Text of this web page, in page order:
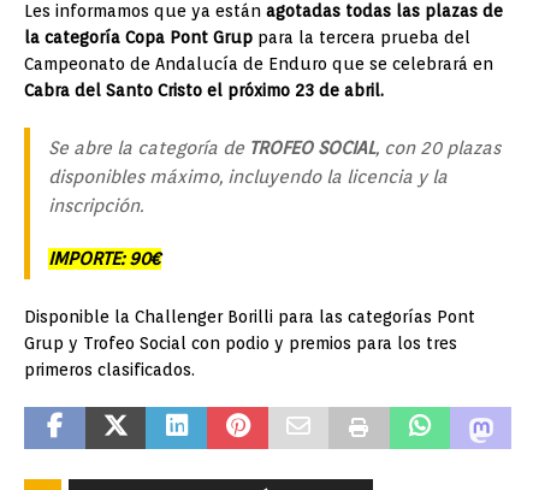
Les informamos que ya están agotadas todas las plazas de
la categoría Copa Pont Grup para la tercera prueba del
Campeonato de Andalucía de Enduro que se celebrará en
Cabra del Santo Cristo el próximo 23 de abril.
Se abre la categoría de TROFEO SOCIAL, con 20 plazas
disponibles máximo, incluyendo la licencia y la
inscripción.
IMPORTE: 90€
Disponible la Challenger Borilli para las categorías Pont
Grup y Trofeo Social con podio y premios para los tres
primeros clasificados.